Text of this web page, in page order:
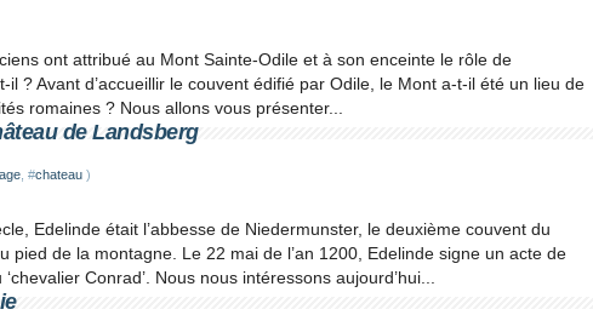
ont attribué au Mont Sainte-Odile et à son enceinte le rôle de
il ? Avant d’accueillir le couvent édifié par Odile, le Mont a-t-il été un lieu de
romaines ? Nous allons vous présenter...
de Landsberg
, #chateau )
Edelinde était l’abbesse de Niedermunster, le deuxième couvent du
pied de la montagne. Le 22 mai de l’an 1200, Edelinde signe un acte de
Conrad’. Nous nous intéressons aujourd’hui...